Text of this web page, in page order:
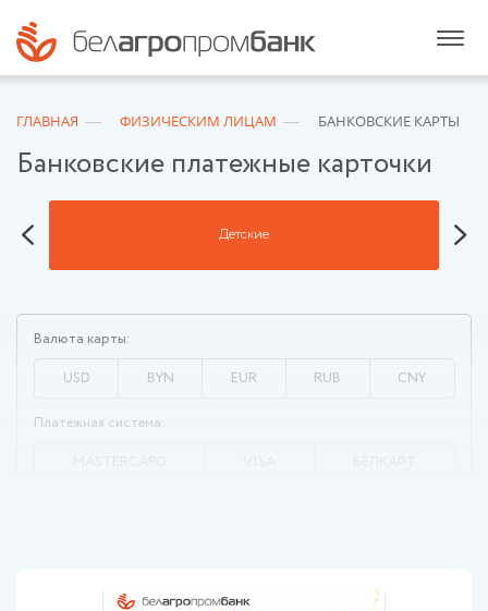
ГЛАВНАЯ ФИЗИЧЕСКИМ ЛИЦАМ БАНКОВСКИЕ КАРТЫ
Банковские платежные карточки
Детские
Валюта карты:
USD
BYN EUR RUB CNY
Платежная система: